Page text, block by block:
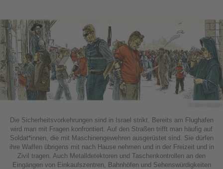
Die Sicherheitsvorkehrungen sind in Israel strikt. Bereits am Flughafen
wird man mit Fragen konfrontiert. Auf den Straßen trifft man häufig auf
Soldat*innen, die mit Maschinengewehren ausgerüstet sind. Sie dürfen
ihre Waffen übrigens mit nach Hause nehmen und in der Freizeit und in
Zivil tragen. Auch Metalldetektoren und Taschenkontrollen an den
Eingängen von Einkaufszentren, Bahnhöfen und Sehenswürdigkeiten